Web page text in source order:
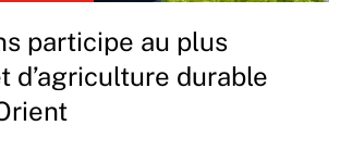
participe au plus
d’agriculture durable